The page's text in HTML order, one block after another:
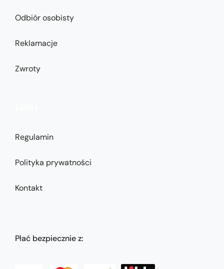
Odbiór osobisty
Reklamacje
Zwroty
Regulamin
Polityka prywatności
Kontakt
Płać bezpiecznie z: